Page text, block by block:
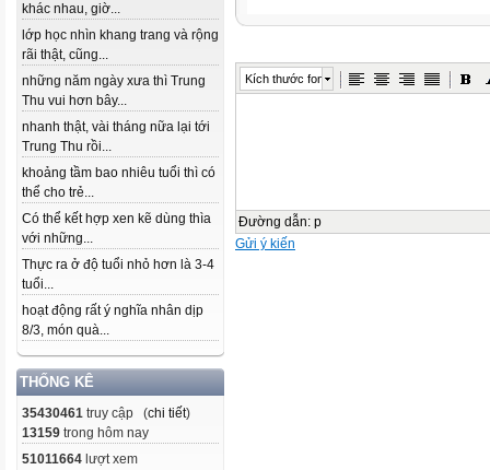
khác nhau, giờ...
lớp học nhìn khang trang và rộng
rãi thật, cũng...
những năm ngày xưa thì Trung
Thu vui hơn bây...
nhanh thật, vài tháng nữa lại tới
Trung Thu rồi...
khoảng tầm bao nhiêu tuổi thì có
thể cho trẻ...
Có thể kết hợp xen kẽ dùng thìa
với những...
Thực ra ở độ tuổi nhỏ hơn là 3-4
tuổi...
hoạt động rất ý nghĩa nhân dịp
8/3, món quà...
THỐNG KÊ
35430461 truy cập (chi tiết)
13159 trong hôm nay
51011664 lượt xem
Kích thước font
Đường dẫn: p
Gửi ý kiến